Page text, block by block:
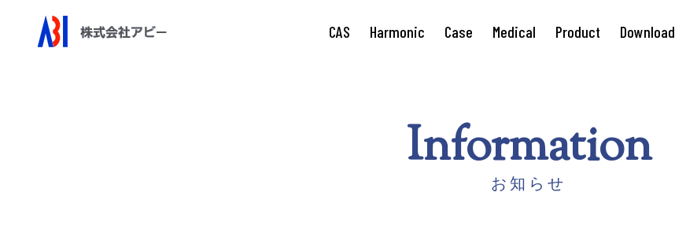
CAS Harmonic Case Medical Product Download
Information
お知らせ